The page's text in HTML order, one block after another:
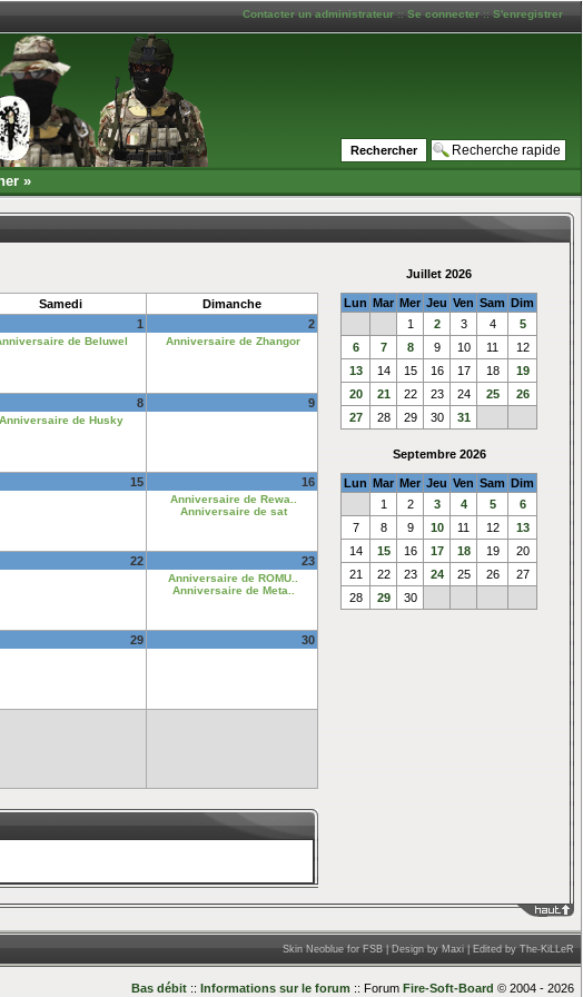
Contacter un administrateur::Se connecter::S'enregistrer
»
Samedi
Dimanche
1
de Beluwel
2
Anniversaire de Zhangor
8
Anniversaire de Husky
9
15 16
Anniversaire de Rewa..
Anniversaire de sat
22 23
Anniversaire de ROMU..
Anniversaire de Meta..
29 30
Juillet 2026
Lun Mar Mer Jeu Ven Sam Dim
1
2 3 4
5
6
7 8 9 10 11
12
13
14 15 16 17 18
19
20
21 22 23 24 25
26
27
28 29 30 31
Septembre 2026
Lun Mar Mer Jeu Ven Sam Dim
1
2 3 4 5
6
7
8 9 10 11 12
13
14
15 16 17 18 19
20
21
22 23 24 25 26
27
28
29 30
____
Skin Neoblue for FSB | Design by Maxi | Edited by The-KiLLeR
Bas débit :: Informations sur le forum :: Forum Fire-Soft-Board © 2004 - 2026